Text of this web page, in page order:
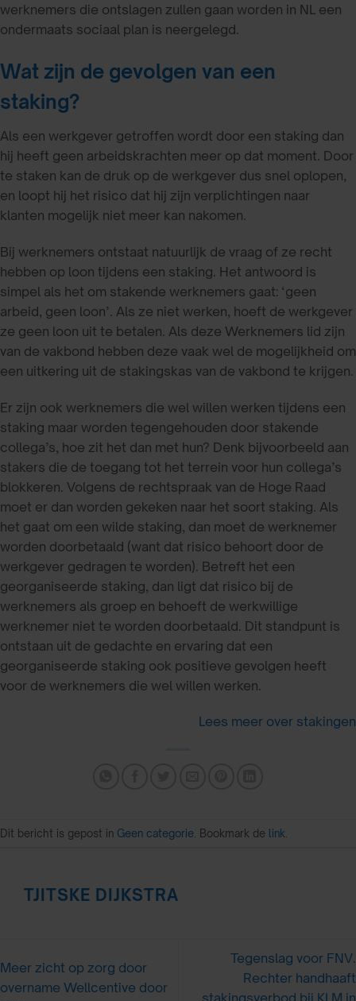
werknemers die ontslagen zullen gaan worden in NL een
ondermaats sociaal plan is neergelegd.
Wat zijn de gevolgen van een
staking?
Als een werkgever getroffen wordt door een staking dan
hij heeft geen arbeidskrachten meer op dat moment. Door
te staken kan de druk op de werkgever dus snel oplopen,
en loopt hij het risico dat hij zijn verplichtingen naar
klanten mogelijk niet meer kan nakomen.
Bij werknemers ontstaat natuurlijk de vraag of ze recht
hebben op loon tijdens een staking. Het antwoord is
simpel als het om stakende werknemers gaat: ‘geen
arbeid, geen loon’. Als ze niet werken, hoeft de werkgever
ze geen loon uit te betalen. Als deze Werknemers lid zijn
van de vakbond hebben deze vaak wel de mogelijkheid om
een uitkering uit de stakingskas van de vakbond te krijgen.
Er zijn ook werknemers die wel willen werken tijdens een
staking maar worden tegengehouden door stakende
collega’s, hoe zit het dan met hun? Denk bijvoorbeeld aan
stakers die de toegang tot het terrein voor hun collega’s
blokkeren. Volgens de rechtspraak van de Hoge Raad
moet er dan worden gekeken naar het soort staking. Als
het gaat om een wilde staking, dan moet de werknemer
worden doorbetaald (want dat risico behoort door de
werkgever gedragen te worden). Betreft het een
georganiseerde staking, dan ligt dat risico bij de
werknemers als groep en behoeft de werkwillige
werknemer niet te worden doorbetaald. Dit standpunt is
ontstaan uit de gedachte en ervaring dat een
georganiseerde staking ook positieve gevolgen heeft
voor de werknemers die wel willen werken.
Lees meer over stakingen
Dit bericht is gepost in Geen categorie . Bookmark de link
TJITSKE DIJKSTRA
Meer zicht op zorg door
overname Wellcentive door
Tegenslag voor FNV.
Rechter handhaaft
stakingsverbod bij KLM in